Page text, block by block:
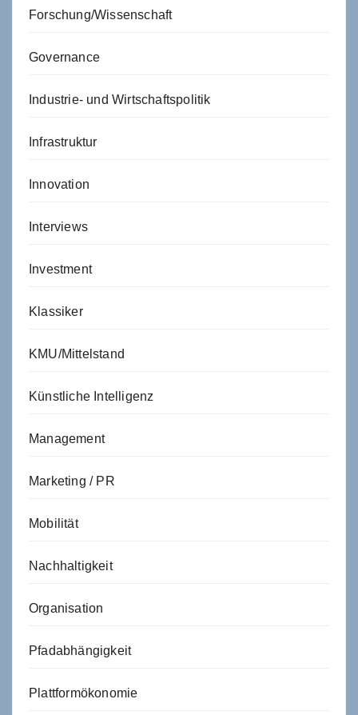
Forschung/Wissenschaft
Governance
Industrie- und Wirtschaftspolitik
Infrastruktur
Innovation
Interviews
Investment
Klassiker
KMU/Mittelstand
Künstliche Intelligenz
Management
Marketing / PR
Mobilität
Nachhaltigkeit
Organisation
Pfadabhängigkeit
Plattformökonomie